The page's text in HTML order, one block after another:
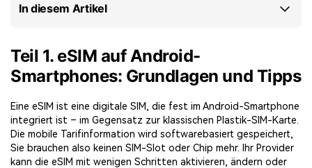
In diesem Artikel
Teil 1. eSIM auf Android-
Smartphones: Grundlagen und Tipps
Eine eSIM ist eine digitale SIM, die fest im Android-Smartphone
integriert ist – im Gegensatz zur klassischen Plastik-SIM-Karte.
Die mobile Tarifinformation wird softwarebasiert gespeichert,
Sie brauchen also keinen SIM-Slot oder Chip mehr. Ihr Provider
kann die eSIM mit wenigen Schritten aktivieren, ändern oder